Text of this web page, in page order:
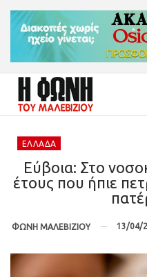
ΕΛΛΆΔΑ
Εύβοια: Στο
έτους που ήπιε
ΦΩΝΗ ΜΑΛΕΒΙΖΙΟΥ 13/04/